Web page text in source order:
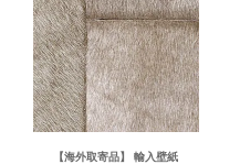
【海外取寄品】 輸入壁紙